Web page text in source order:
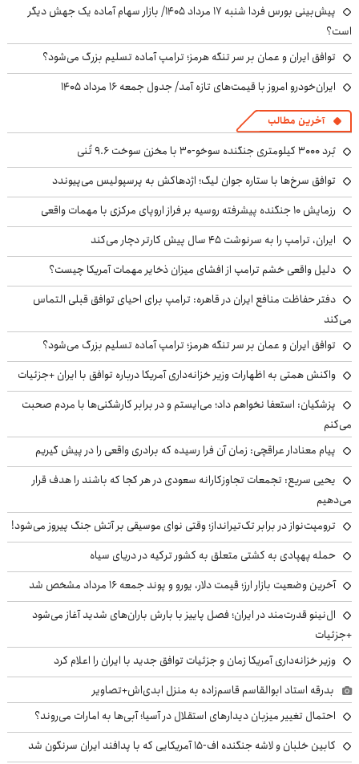
پیش‌بینی بورس فردا شنبه ۱۷ مرداد ۱۴۰۵/ بازار سهام آماده یک جهش دیگر
است؟
توافق ایران و عمان بر سر تنگه هرمز؛ ترامپ آماده تسلیم بزرگ می‌شود؟
ایران‌خودرو امروز با قیمت‌های تازه آمد/ جدول جمعه ۱۶ مرداد ۱۴۰۵
آخرین مطالب
بُرد ۳۰۰۰ کیلومتری جنگنده سوخو-۳۰ با مخزن سوخت ۹.۶ تُنی
توافق سرخ‌ها با ستاره جوان لیگ؛ اژدهاکش به پرسپولیس می‌پیوندد
رزمایش ۱۰ جنگنده پیشرفته روسیه بر فراز اروپای مرکزی با مهمات واقعی
ایران، ترامپ را به سرنوشت ۴۵ سال پیش کارتر دچار می‌کند
دلیل واقعی خشم ترامپ از افشای میزان ذخایر مهمات آمریکا چیست؟
دفتر حفاظت منافع ایران در قاهره: ترامپ برای احیای توافق قبلی التماس
می‌کند
توافق ایران و عمان بر سر تنگه هرمز؛ ترامپ آماده تسلیم بزرگ می‌شود؟
واکنش همتی به اظهارات وزیر خزانه‌داری آمریکا درباره توافق با ایران +جزئیات
پزشکیان: استعفا نخواهم داد؛ می‌ایستم و در برابر کارشکنی‌ها با مردم صحبت
می‌کنم
پیام معنادار عراقچی: زمان آن فرا رسیده که برادری واقعی را در پیش گیریم
یحیی سریع: تجمعات تجاوزکارانه سعودی در هر کجا که باشند را هدف قرار
می‌دهیم
ترومپت‌نواز در برابر تک‌تیرانداز؛ وقتی نوای موسیقی بر آتش جنگ پیروز می‌شود!
حمله پهپادی به کشتی متعلق به کشور ترکیه در دریای سیاه
آخرین وضعیت بازار ارز؛ قیمت دلار، یورو و پوند جمعه ۱۶ مرداد مشخص شد
ال‌نینو قدرت‌مند در ایران؛ فصل پاییز با بارش باران‌های شدید آغاز می‌شود
+جزئیات
وزیر خزانه‌داری آمریکا زمان و جزئیات توافق جدید با ایران را اعلام کرد
بدرقه استاد ابوالقاسم قاسم‌زاده به منزل ابدی‌اش+تصاویر
احتمال تغییر میزبان دیدارهای استقلال در آسیا؛ آبی‌ها به امارات می‌روند؟
کابین خلبان و لاشه جنگنده اف-۱۵ آمریکایی که با پدافند ایران سرنگون شد